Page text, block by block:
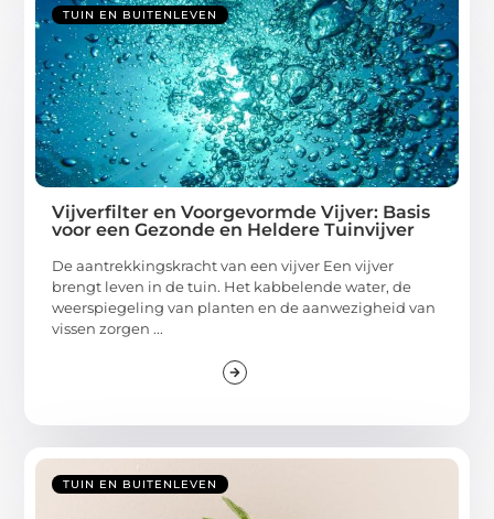
TUIN EN BUITENLEVEN
Vijverfilter en Voorgevormde Vijver: Basis
voor een Gezonde en Heldere Tuinvijver
De aantrekkingskracht van een vijver Een vijver
brengt leven in de tuin. Het kabbelende water, de
weerspiegeling van planten en de aanwezigheid van
vissen zorgen ...
TUIN EN BUITENLEVEN